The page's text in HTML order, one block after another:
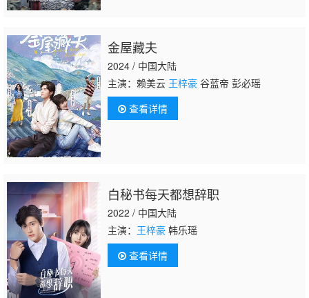
金屋藏夫
2024 / 中国大陆
主演：赖美云 王梓豪谷蓝帝 彭必瑶
查看详情
白秘书每天都想辞职
2022 / 中国大陆
主演： 王梓豪韩乐瑶
查看详情